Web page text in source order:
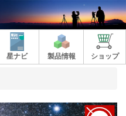
星ナビ 製品情報 ショップ